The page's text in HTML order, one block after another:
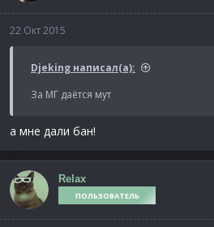
22 Окт 2015
Djeking написал(а):
За МГ даётся мут
а мне дали бан!
Relax
ПОЛЬЗОВАТЕЛЬ